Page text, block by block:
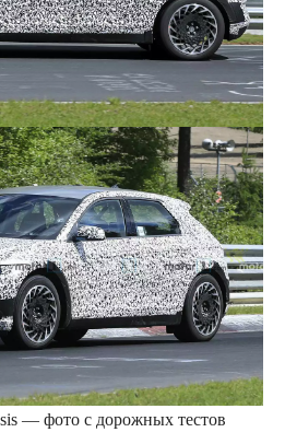
— фото с дорожных тестов